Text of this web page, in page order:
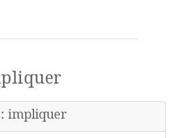
impliquer